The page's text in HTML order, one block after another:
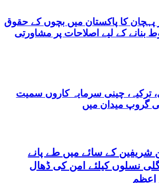
شریفین کے سائے میں طے پانے
نسلوں کیلئے امن کی ڈھال
کا پاکستان میں بچوں کے حقوق
بنانے کے لیے اصلاحات پر مشاورتی
ترکیہ، چینی سرمایہ کاروں سمیت